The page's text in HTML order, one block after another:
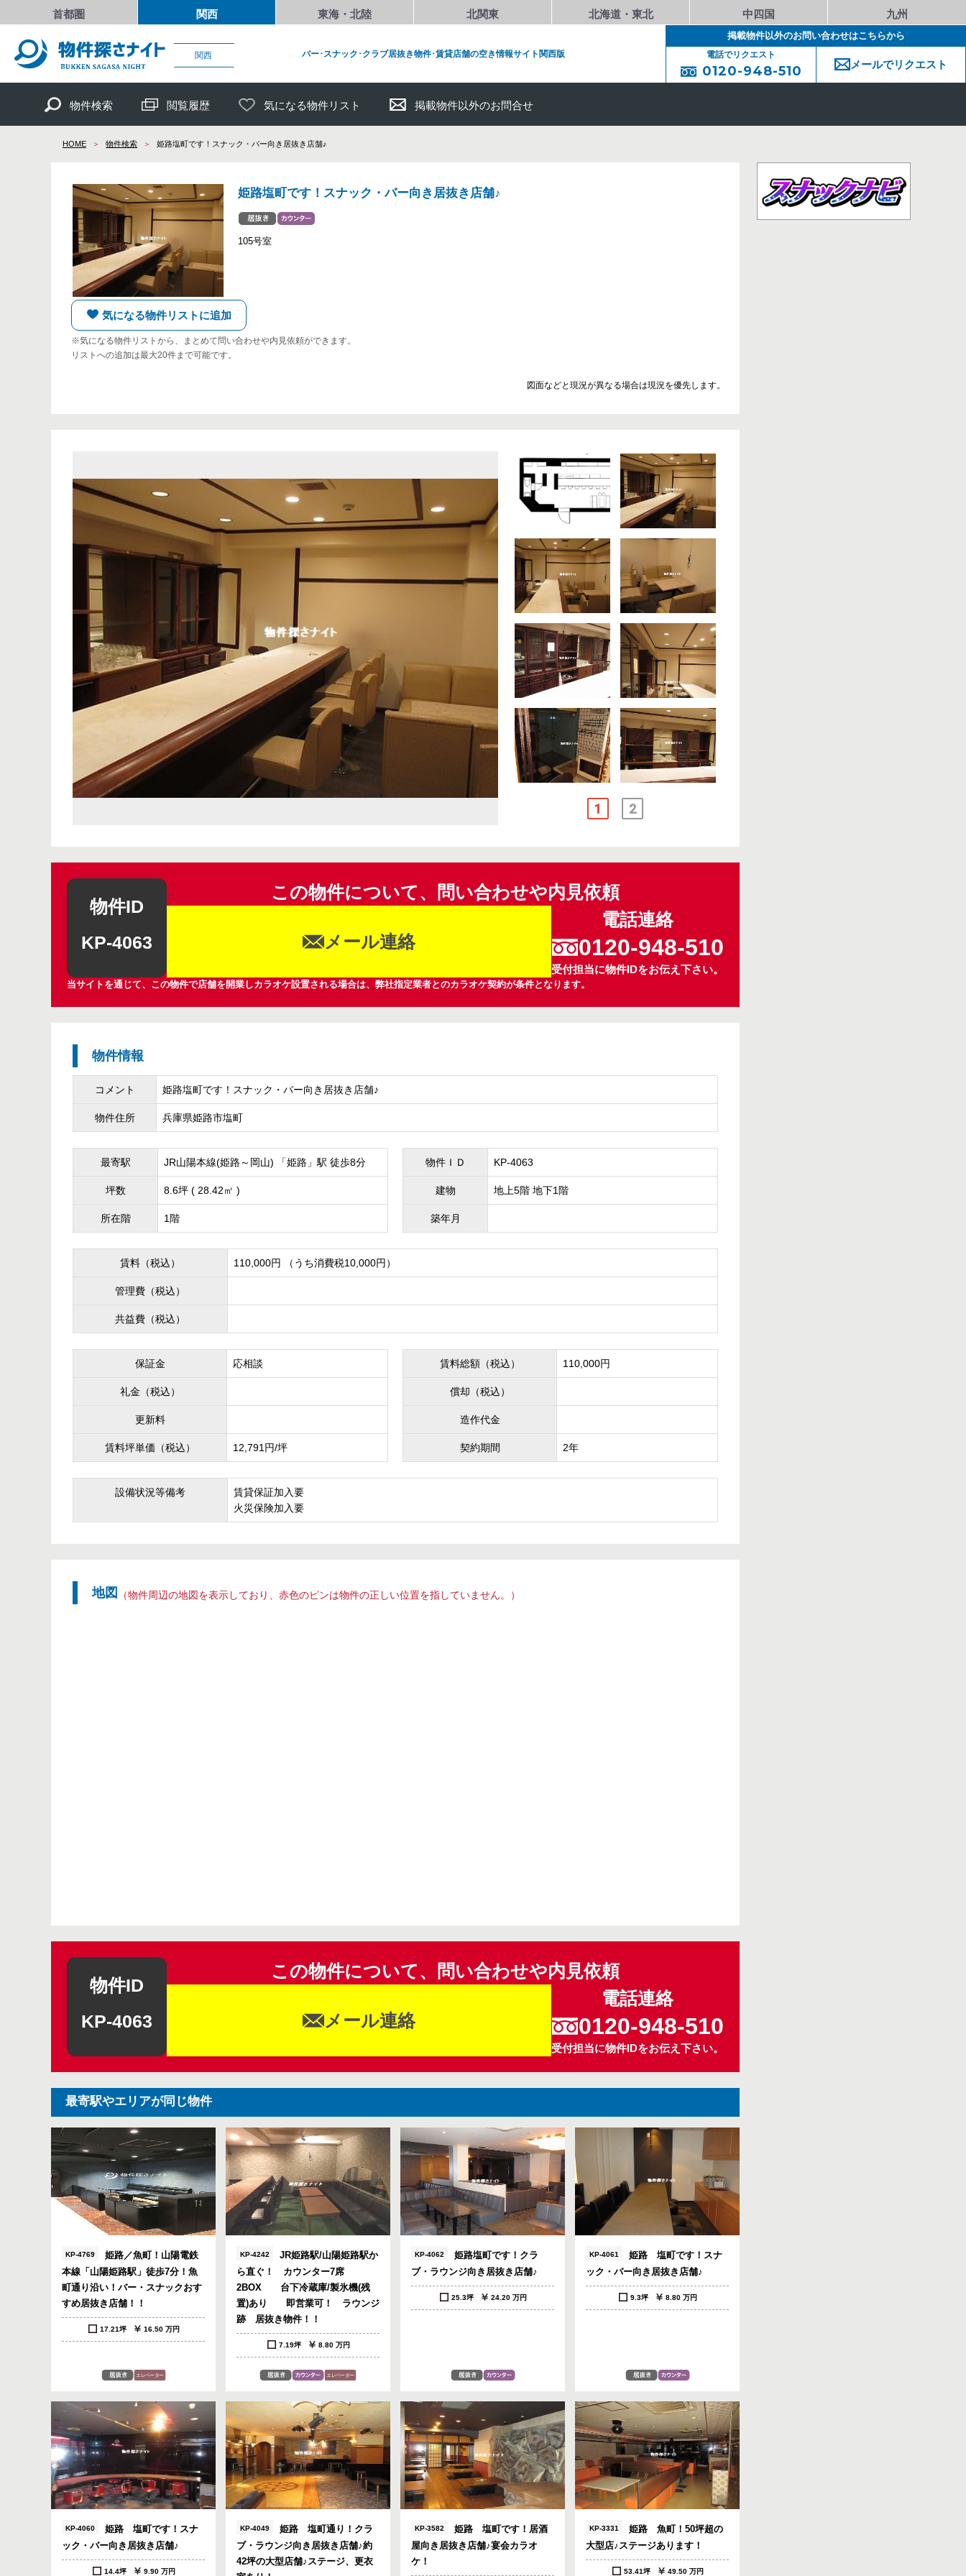
首都圏 関西 東海・北陸 北関東 北海道・東北 中四国 九州
関西 バー･スナック･クラブ居抜き物件･賃貸店舗の空き情報サイト関西版
掲載物件以外のお問い合わせはこちらから
電話でリクエスト
0120-948-510 メールでリクエスト
物件検索 閲覧履歴 気になる物件リスト 掲載物件以外のお問合せ
HOME 物件検索 姫路塩町です！スナック・バー向き居抜き店舗♪
姫路塩町です！スナック・バー向き居抜き店舗♪
105号室
気になる物件リストに追加
※気になる物件リストから、まとめて問い合わせや内見依頼ができます。
リストへの追加は最大20件まで可能です。
図面などと現況が異なる場合は現況を優先します。
1 2
物件ID
KP-4063
この物件について、問い合わせや内見依頼
メール連絡
電話連絡
0120-948-510
受付担当に物件IDをお伝え下さい。
当サイトを通じて、この物件で店舗を開業しカラオケ設置される場合は、弊社指定業者とのカラオケ契約が条件となります。
物件情報
コメント 姫路塩町です！スナック・バー向き居抜き店舗♪
物件住所 兵庫県姫路市塩町
最寄駅 JR山陽本線(姫路～岡山) 「姫路」駅 徒歩8分
坪数 8.6坪 ( 28.42㎡ )
所在階 1階
物件ＩＤ KP-4063
建物 地上5階 地下1階
築年月
賃料（税込） 110,000円 （うち消費税10,000円）
管理費（税込）
共益費（税込）
保証金 応相談
礼金（税込）
更新料
賃料坪単価（税込） 12,791円/坪
賃料総額（税込） 110,000円
償却（税込）
造作代金
契約期間 2年
設備状況等備考
賃貸保証加入要
火災保険加入要
地図 （物件周辺の地図を表示しており、赤色のピンは物件の正しい位置を指していません。）
物件ID
KP-4063
この物件について、問い合わせや内見依頼
メール連絡
電話連絡
0120-948-510
受付担当に物件IDをお伝え下さい。
最寄駅やエリアが同じ物件
KP-4769
姫路／魚町！山陽電鉄
本線「山陽姫路駅」徒歩7分！魚
町通り沿い！バー・スナックおす
すめ居抜き店舗！！
17.21坪 16.50 万円
KP-4242
JR姫路駅/山陽姫路駅か
ら直ぐ！ カウンター7席
2BOX 台下冷蔵庫/製氷機(残
置)あり 即営業可！ ラウンジ
跡 居抜き物件！！
7.19坪 8.80 万円
KP-4062
姫路塩町です！クラ
ブ・ラウンジ向き居抜き店舗♪
25.3坪 24.20 万円
KP-4061
姫路 塩町です！スナ
ック・バー向き居抜き店舗♪
9.3坪 8.80 万円
KP-4060
姫路 塩町です！スナ
ック・バー向き居抜き店舗♪
14.4坪 9.90 万円
KP-4049
姫路 塩町通り！クラ
ブ・ラウンジ向き居抜き店舗♪約
42坪の大型店舗♪ステージ、更衣
KP-3582
姫路 塩町です！居酒
屋向き居抜き店舗♪宴会カラオ
ケ！
KP-3331
姫路 魚町！50坪超の
大型店♪ステージあります！
53.41坪 49.50 万円